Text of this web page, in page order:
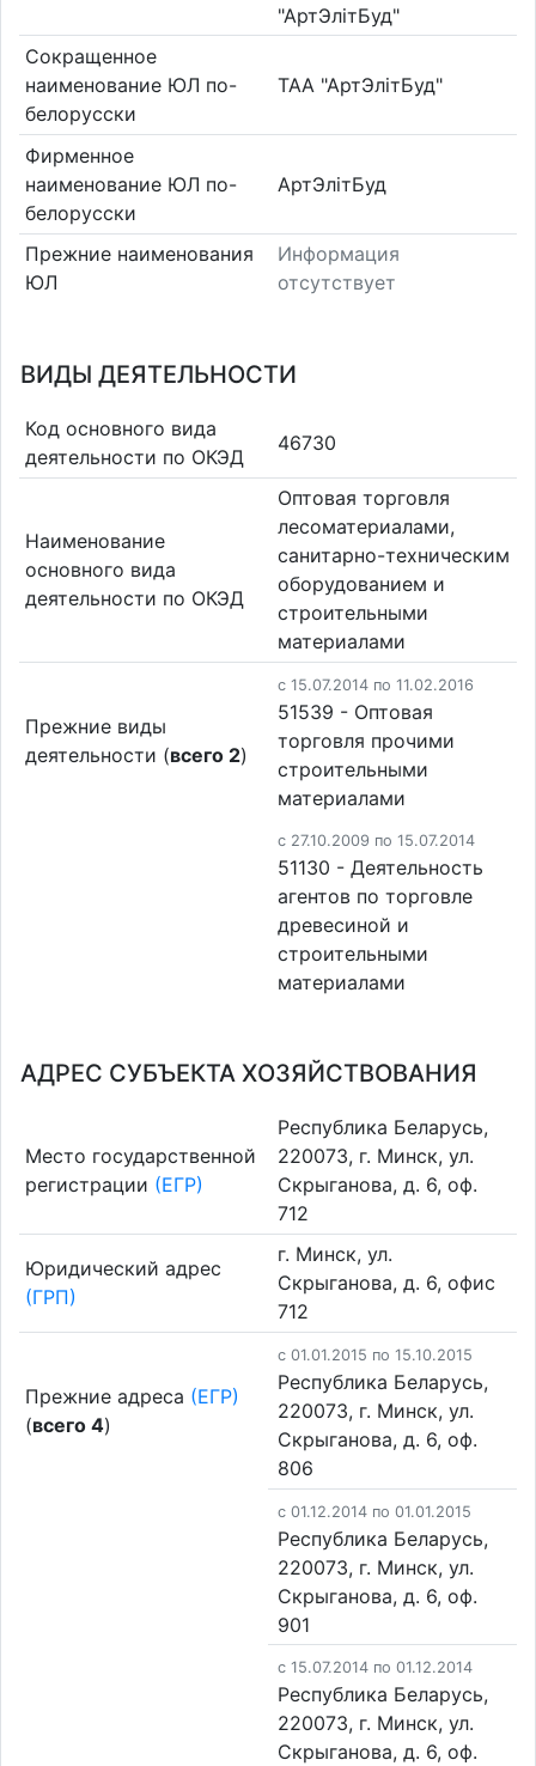
"АртЭлітБуд"
Сокращенное
наименование ЮЛ по-
белорусски
ТАА "АртЭлітБуд"
Фирменное
наименование ЮЛ по-
белорусски
АртЭлітБуд
Прежние наименования
ЮЛ
Информация
отсутствует
ВИДЫ ДЕЯТЕЛЬНОСТИ
Код основного вида
деятельности по ОКЭД
46730
Наименование
основного вида
деятельности по ОКЭД
Оптовая торговля
лесоматериалами,
санитарно-техническим
оборудованием и
строительными
материалами
Прежние виды
деятельности (всего 2)
c 15.07.2014 по 11.02.2016
51539 - Оптовая
торговля прочими
строительными
материалами
c 27.10.2009 по 15.07.2014
51130 - Деятельность
агентов по торговле
древесиной и
строительными
материалами
АДРЕС СУБЪЕКТА ХОЗЯЙСТВОВАНИЯ
Место государственной
регистрации (ЕГР)
Республика Беларусь,
220073, г. Минск, ул.
Скрыганова, д. 6, оф.
712
Юридический адрес
(ГРП)
г. Минск, ул.
Скрыганова, д. 6, офис
712
Прежние адреса (ЕГР)
(всего 4)
c 01.01.2015 по 15.10.2015
Республика Беларусь,
220073, г. Минск, ул.
Скрыганова, д. 6, оф.
806
c 01.12.2014 по 01.01.2015
Республика Беларусь,
220073, г. Минск, ул.
Скрыганова, д. 6, оф.
901
c 15.07.2014 по 01.12.2014
Республика Беларусь,
220073, г. Минск, ул.
Скрыганова, д. 6, оф.